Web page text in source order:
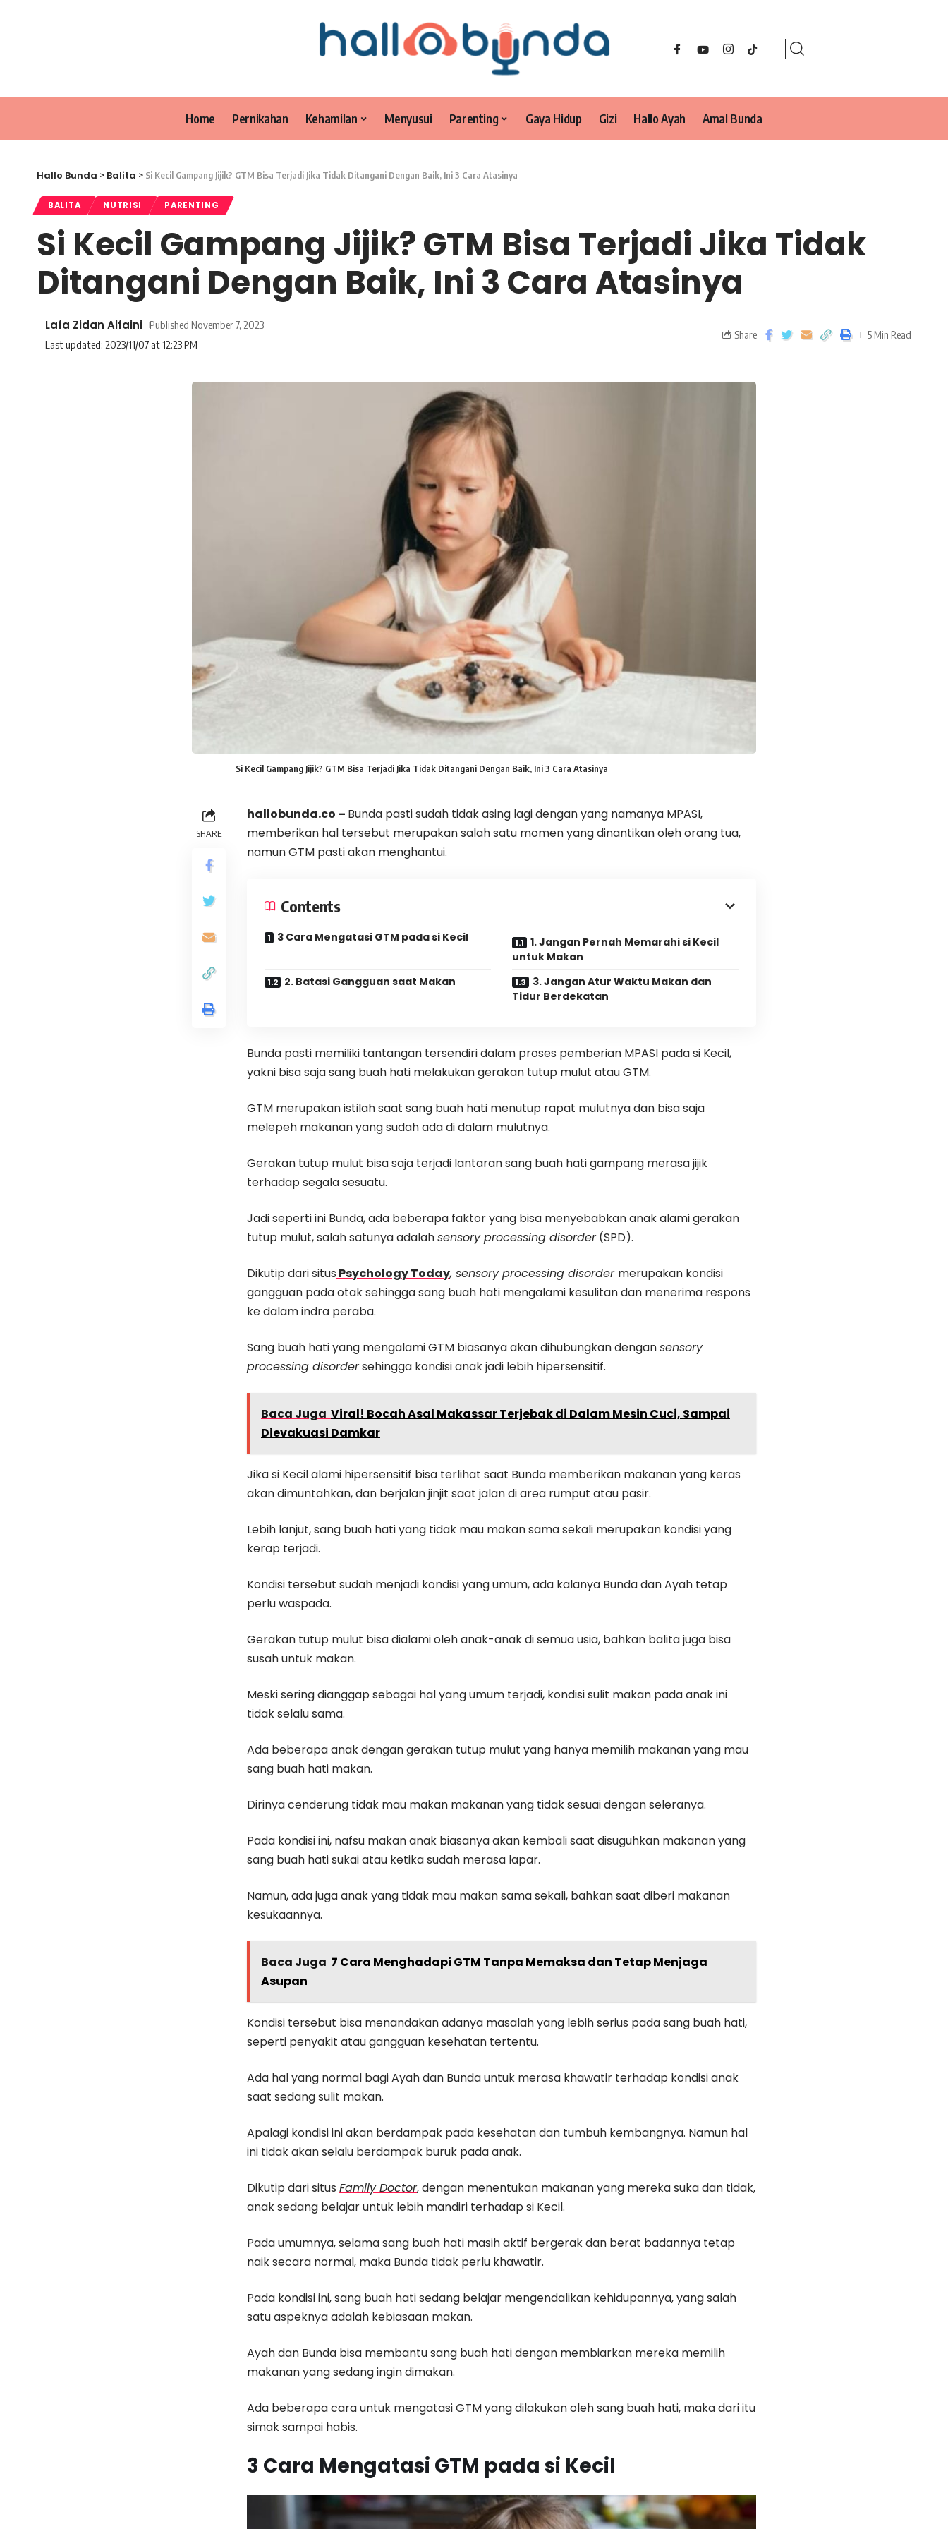
Home Pernikahan Kehamilan Menyusui Parenting Gaya Hidup Gizi Hallo Ayah Amal Bunda
Hallo Bunda > Balita > Si Kecil Gampang Jijik? GTM Bisa Terjadi Jika Tidak Ditangani Dengan Baik, Ini 3 Cara Atasinya
BALITA NUTRISI PARENTING
Si Kecil Gampang Jijik? GTM Bisa Terjadi Jika Tidak
Ditangani Dengan Baik, Ini 3 Cara Atasinya
Last updated: 2023/11/07 at 12:23 PM
Lafa Zidan Alfaini Published November 7, 2023
Share 5 Min Read
Si Kecil Gampang Jijik? GTM Bisa Terjadi Jika Tidak Ditangani Dengan Baik, Ini 3 Cara Atasinya
SHARE
hallobunda.co – Bunda pasti sudah tidak asing lagi dengan yang namanya MPASI,
memberikan hal tersebut merupakan salah satu momen yang dinantikan oleh orang tua,
namun GTM pasti akan menghantui.
Contents
3 Cara Mengatasi GTM pada si Kecil
1. Jangan Pernah Memarahi si Kecil
untuk Makan
2. Batasi Gangguan saat Makan
3. Jangan Atur Waktu Makan dan
Tidur Berdekatan
Bunda pasti memiliki tantangan tersendiri dalam proses pemberian MPASI pada si Kecil,
yakni bisa saja sang buah hati melakukan gerakan tutup mulut atau GTM.
GTM merupakan istilah saat sang buah hati menutup rapat mulutnya dan bisa saja
melepeh makanan yang sudah ada di dalam mulutnya.
Gerakan tutup mulut bisa saja terjadi lantaran sang buah hati gampang merasa jijik
terhadap segala sesuatu.
Jadi seperti ini Bunda, ada beberapa faktor yang bisa menyebabkan anak alami gerakan
tutup mulut, salah satunya adalahsensory processing disorder(SPD).
Dikutip dari situs Psychology Today, sensory processing disorder merupakan kondisi
gangguan pada otak sehingga sang buah hati mengalami kesulitan dan menerima respons
ke dalam indra peraba.
Sang buah hati yang mengalami GTM biasanya akan dihubungkan dengansensory
processing disordersehingga kondisi anak jadi lebih hipersensitif.
Baca Juga Viral! Bocah Asal Makassar Terjebak di Dalam Mesin Cuci, Sampai
Dievakuasi Damkar
Jika si Kecil alami hipersensitif bisa terlihat saat Bunda memberikan makanan yang keras
akan dimuntahkan, dan berjalan jinjit saat jalan di area rumput atau pasir.
Lebih lanjut, sang buah hati yang tidak mau makan sama sekali merupakan kondisi yang
kerap terjadi.
Kondisi tersebut sudah menjadi kondisi yang umum, ada kalanya Bunda dan Ayah tetap
perlu waspada.
Gerakan tutup mulut bisa dialami oleh anak-anak di semua usia, bahkan balita juga bisa
susah untuk makan.
Meski sering dianggap sebagai hal yang umum terjadi, kondisi sulit makan pada anak ini
tidak selalu sama.
Ada beberapa anak dengan gerakan tutup mulut yang hanya memilih makanan yang mau
sang buah hati makan.
Dirinya cenderung tidak mau makan makanan yang tidak sesuai dengan seleranya.
Pada kondisi ini, nafsu makan anak biasanya akan kembali saat disuguhkan makanan yang
sang buah hati sukai atau ketika sudah merasa lapar.
Namun, ada juga anak yang tidak mau makan sama sekali, bahkan saat diberi makanan
kesukaannya.
Baca Juga 7 Cara Menghadapi GTM Tanpa Memaksa dan Tetap Menjaga
Asupan
Kondisi tersebut bisa menandakan adanya masalah yang lebih serius pada sang buah hati,
seperti penyakit atau gangguan kesehatan tertentu.
Ada hal yang normal bagi Ayah dan Bunda untuk merasa khawatir terhadap kondisi anak
saat sedang sulit makan.
Apalagi kondisi ini akan berdampak pada kesehatan dan tumbuh kembangnya. Namun hal
ini tidak akan selalu berdampak buruk pada anak.
Dikutip dari situs Family Doctor, dengan menentukan makanan yang mereka suka dan tidak,
anak sedang belajar untuk lebih mandiri terhadap si Kecil.
Pada umumnya, selama sang buah hati masih aktif bergerak dan berat badannya tetap
naik secara normal, maka Bunda tidak perlu khawatir.
Pada kondisi ini, sang buah hati sedang belajar mengendalikan kehidupannya, yang salah
satu aspeknya adalah kebiasaan makan.
Ayah dan Bunda bisa membantu sang buah hati dengan membiarkan mereka memilih
makanan yang sedang ingin dimakan.
Ada beberapa cara untuk mengatasi GTM yang dilakukan oleh sang buah hati, maka dari itu
simak sampai habis.
3 Cara Mengatasi GTM pada si Kecil